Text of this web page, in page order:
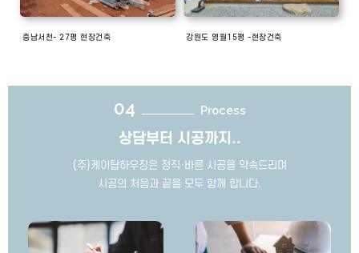
충남서천- 27평 현장건축 강원도 영월15평 -현장건축
04 Process
상담부터 시공까지..
(주)케이탑하우징은 정직·바른 시공을 약속드리며
시공의 처음과 끝을 모두 함께 합니다.